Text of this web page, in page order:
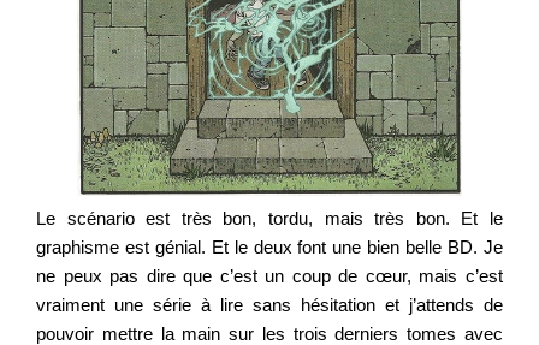
Le scénario est très bon, tordu, mais très bon. Et le
graphisme est génial. Et le deux font une bien belle BD. Je
ne peux pas dire que c’est un coup de cœur, mais c’est
vraiment une série à lire sans hésitation et j’attends de
pouvoir mettre la main sur les trois derniers tomes avec